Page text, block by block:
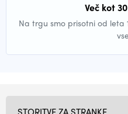
Več kot
Na trgu smo prisotni od
STORITVE ZA STRANKE